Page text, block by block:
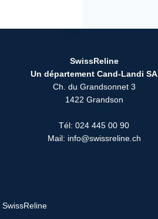
SwissReline
Un département Cand-Landi SA
Ch. du Grandsonnet 3
1422 Grandson
Tél: 024 445 00 90
Mail: info@swissreline.ch
SwissReline